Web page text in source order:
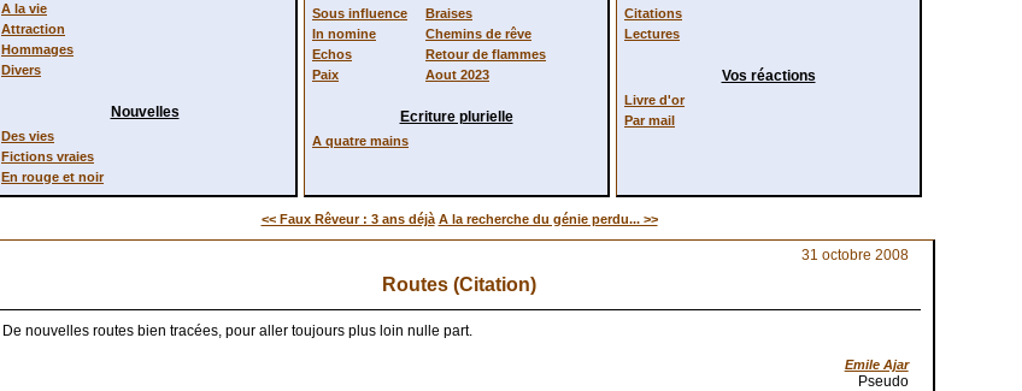
A la vie
Attraction
Hommages
Divers
Nouvelles
Des vies
Fictions vraies
En rouge et noir
Sous influence
In nomine
Echos
Paix
Braises
Chemins de rêve
Retour de flammes
Aout 2023
Ecriture plurielle
A quatre mains
Citations
Lectures
Vos réactions
Livre d'or
Par mail
<< Faux Rêveur : 3 ans déjà A la recherche du génie perdu... >>
31 octobre 2008
Routes (Citation)
De nouvelles routes bien tracées, pour aller toujours plus loin nulle part.
Emile Ajar
Pseudo